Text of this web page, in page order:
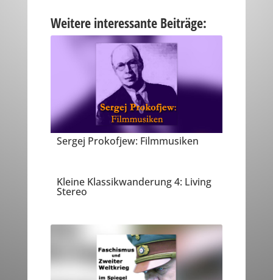
Weitere interessante Beiträge:
Sergej Prokofjew: Filmmusiken
Kleine Klassikwanderung 4: Living
Stereo